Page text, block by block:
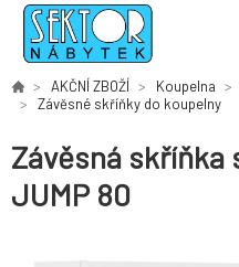
AKČNÍ ZBOŽÍ Koupelna
Závěsné skříňky do koupelny
Závěsná skříňka
JUMP 80